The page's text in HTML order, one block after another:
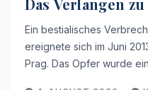
Das Verlangen
Ein bestialisches
ereignete sich im Juni
Prag. Das Opfer wurde